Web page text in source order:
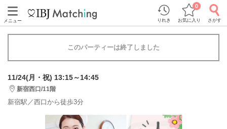
メニュー りれき お気に入り
0
さがす
このパーティーは終了しました
11/24(月・祝) 13:15～14:45
新宿西口/11階
新宿駅／西口から徒歩3分